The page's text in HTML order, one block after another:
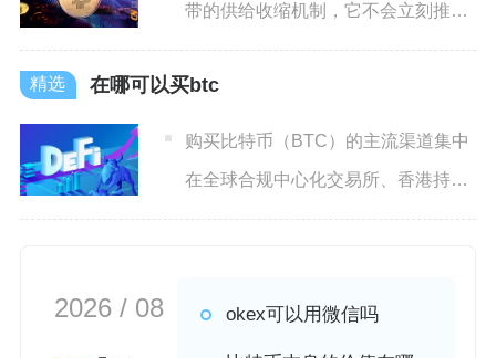
带的供给收缩机制，它不会立刻推高
币价，但会长期改变市场供需
在哪可以买btc
购买比特币（BTC）的主流渠道集中
在全球合规中心化交易所、香港持牌
券商与数字银行、比特币E
2026 / 08 okex可以用微信吗